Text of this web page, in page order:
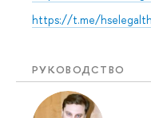
https://t.me/
РУКОВОДСТВО